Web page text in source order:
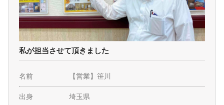
私が担当させて頂きました
名前 【営業】笹川
出身 埼玉県